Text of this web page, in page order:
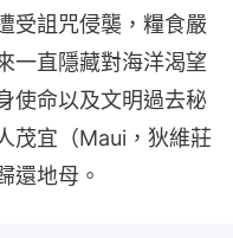
受詛咒侵襲，糧食嚴
一直隱藏對海洋渴望
使命以及文明過去秘
茂宜（Maui，狄維莊
還地母。